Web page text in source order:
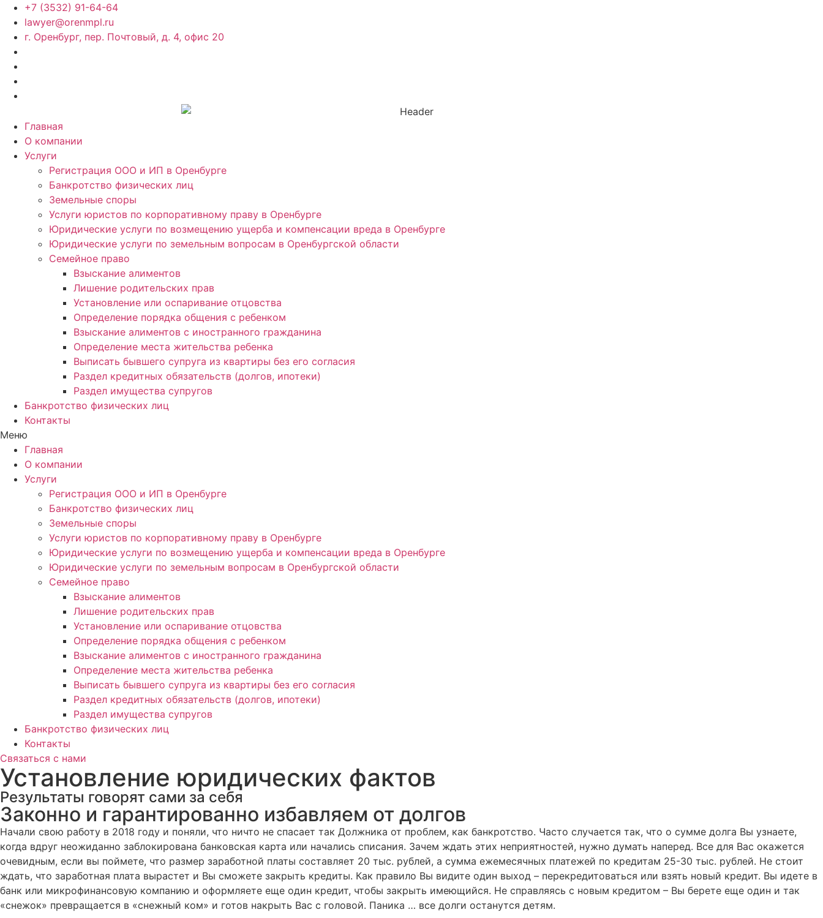
Перейти
содержимому
+7 (3532) 91-64-64
lawyer@orenmpl.ru
г. Оренбург, пер. Почтовый, д. 4, офис 20
Главная
О компании
Услуги
Регистрация ООО и ИП в Оренбурге
Банкротство физических лиц
Земельные споры
Услуги юристов по корпоративному праву в Оренбурге
Юридические услуги по возмещению ущерба и компенсации вреда в Оренбурге
Юридические услуги по земельным вопросам в Оренбургской области
Семейное право
Взыскание алиментов
Лишение родительских прав
Установление или оспаривание отцовства
Определение порядка общения с ребенком
Взыскание алиментов с иностранного гражданина
Определение места жительства ребенка
Выписать бывшего супруга из квартиры без его согласия
Раздел кредитных обязательств (долгов, ипотеки)
Раздел имущества супругов
Банкротство физических лиц
Контакты
Меню
Главная
О компании
Услуги
Регистрация ООО и ИП в Оренбурге
Банкротство физических лиц
Земельные споры
Услуги юристов по корпоративному праву в Оренбурге
Юридические услуги по возмещению ущерба и компенсации вреда в Оренбурге
Юридические услуги по земельным вопросам в Оренбургской области
Семейное право
Взыскание алиментов
Лишение родительских прав
Установление или оспаривание отцовства
Определение порядка общения с ребенком
Взыскание алиментов с иностранного гражданина
Определение места жительства ребенка
Выписать бывшего супруга из квартиры без его согласия
Раздел кредитных обязательств (долгов, ипотеки)
Раздел имущества супругов
Банкротство физических лиц
Контакты
Связаться с нами
Установление юридических фактов
Результаты говорят сами за себя
Законно и гарантированно избавляем от долгов
Начали свою работу в 2018 году и поняли, что ничто не спасает так Должника от проблем, как банкротство. Часто случается так, что о сумме долга Вы узнаете,
когда вдруг неожиданно заблокирована банковская карта или начались списания. Зачем ждать этих неприятностей, нужно думать наперед. Все для Вас окажется
очевидным, если вы поймете, что размер заработной платы составляет 20 тыс. рублей, а сумма ежемесячных платежей по кредитам 25-30 тыс. рублей. Не стоит
ждать, что заработная плата вырастет и Вы сможете закрыть кредиты. Как правило Вы видите один выход – перекредитоваться или взять новый кредит. Вы идете в
банк или микрофинансовую компанию и оформляете еще один кредит, чтобы закрыть имеющийся. Не справляясь с новым кредитом – Вы берете еще один и так
«снежок» превращается в «снежный ком» и готов накрыть Вас с головой. Паника … все долги останутся детям.